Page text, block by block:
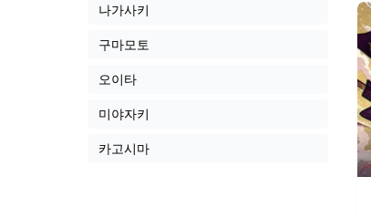
나가사키
구마모토
오이타
미야자키
카고시마